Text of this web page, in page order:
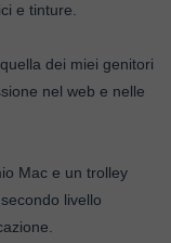
e tinture.
dei miei genitori
nel web e nelle
Mac e un trolley
livello